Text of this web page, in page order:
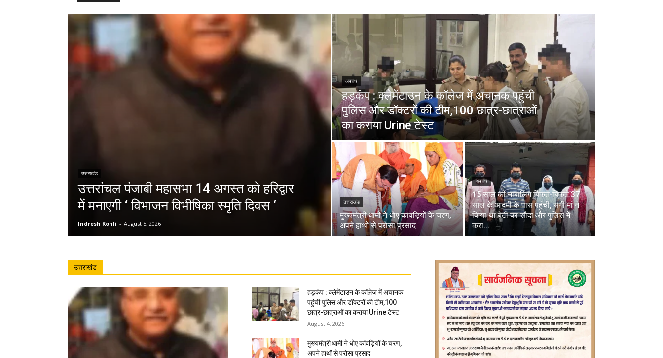
उत्तराखंड
उत्तरांचल पंजाबी महासभा 14 अगस्त को हरिद्वार
में मनाएगी ‘ विभाजन विभीषिका स्मृति दिवस ‘
Indresh Kohli - August 5, 2026
अपराध
हड़कंप : क्लेमेंटाउन के कॉलेज में अचानक पहुंची
पुलिस और डॉक्टरों की टीम,100 छात्र-छात्राओं
का कराया Urine टेस्ट
उत्तराखंड
मुख्यमंत्री धामी ने धोए कांवड़ियों के चरण,
अपने हाथों से परोसा प्रसाद
अपराध
15 साल की नाबालिग बिकते-बिकते 37
साल के आदमी के पास पहुंची, सगी मां ने
किया था बेटी का सौदा और पुलिस में
करा...
उत्तराखंड
हड़कंप : क्लेमेंटाउन के कॉलेज में अचानक
पहुंची पुलिस और डॉक्टरों की टीम,100
छात्र-छात्राओं का कराया Urine टेस्ट
August 4, 2026
मुख्यमंत्री धामी ने धोए कांवड़ियों के चरण,
अपने हाथों से परोसा प्रसाद